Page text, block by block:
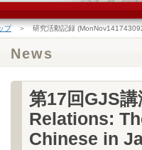
プ＞ 研究活動記録
News
第17回GJS
Relations:
Chinese in